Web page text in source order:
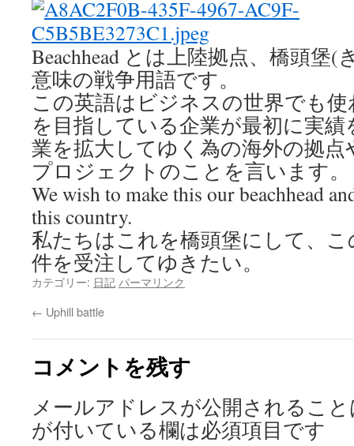
Beachhead とは上陸拠点、橋頭堡
意味の戦争用語です。
この英語はビジネスの世界でも
を目指している企業が最初に実
業を拡大してゆく為の海外の拠
プロジェクトのことを言います。
We wish to make this our beachhead
this country.
私たちはこれを橋頭堡にして、
件を受注してゆきたい。
カテゴリー: 日記 パーマリンク
← Uphill battle
コメントを残す
メールアドレスが公開されるこ
が付いている欄は必須項目です